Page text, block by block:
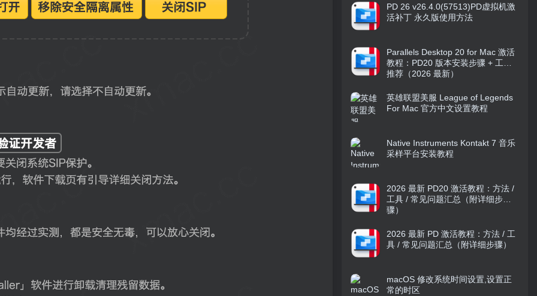
PD 26 v26.4.0(57513)PD虚拟机激
活补丁 永久版使用方法
Parallels Desktop 20 for Mac 激活
教程：PD20 版本安装步骤 + 工具
推荐（2026 最新）
英雄联盟美服 League of Legends
For Mac 官方中文设置教程
Native Instruments Kontakt 7 音乐
采样平台安装教程
2026 最新 PD20 激活教程：方法 /
工具 / 常见问题汇总（附详细步
骤）
2026 最新 PD 激活教程：方法 / 工
具 / 常见问题汇总（附详细步骤）
macOS 修改系统时间设置,设置正
常的时区